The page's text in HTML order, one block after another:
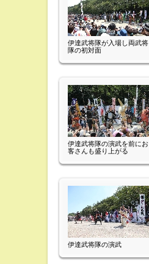
伊達武将隊が入場し両武将
隊の初対面
伊達武将隊の演武を前にお
客さんも盛り上がる
伊達武将隊の演武